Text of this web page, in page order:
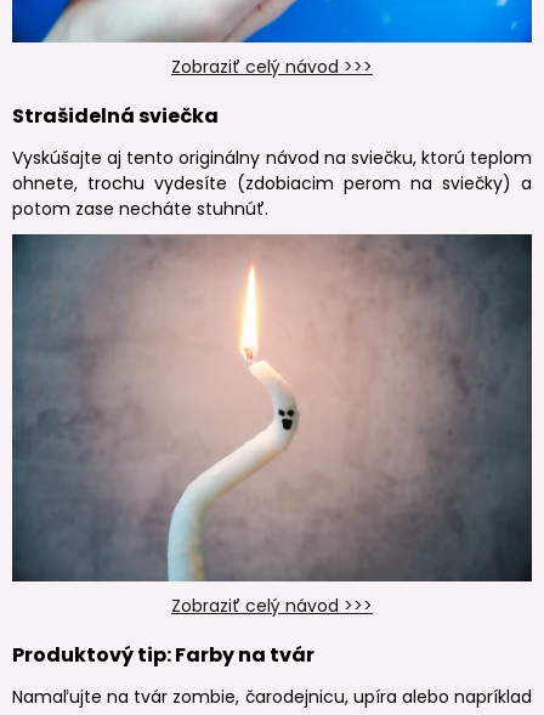
Zobraziť celý návod >>>
Strašidelná sviečka
Vyskúšajte aj tento originálny návod na sviečku, ktorú teplom
ohnete, trochu vydesíte (zdobiacim perom na sviečky) a
potom zase necháte stuhnúť.
Zobraziť celý návod >>>
Produktový tip: Farby na tvár
Namaľujte na tvár zombie, čarodejnicu, upíra alebo napríklad